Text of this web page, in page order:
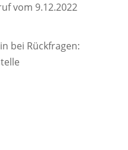
vom 9.12.2022
bei Rückfragen: